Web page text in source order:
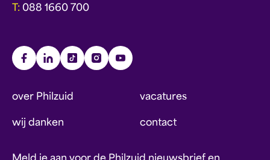
T: 088 1660 700
over Philzuid vacatures
wij danken contact